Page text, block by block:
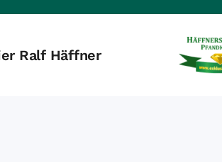
Ralf Häffner